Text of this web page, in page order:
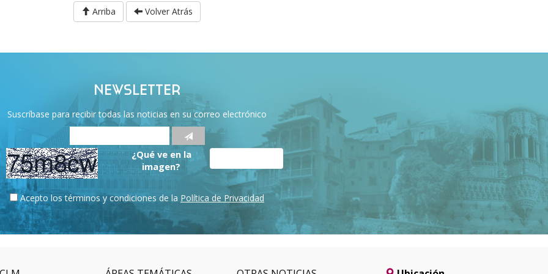
Arriba Volver Atrás
NEWSLETTER
Suscríbase para recibir todas las noticias en su correo electrónico
¿Qué ve en la
imagen?
Acepto los términos y condiciones de la Política de Privacidad